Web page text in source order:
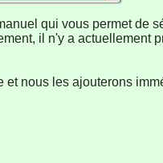
qui vous permet de
il n'y a actuellement
nous les ajouterons